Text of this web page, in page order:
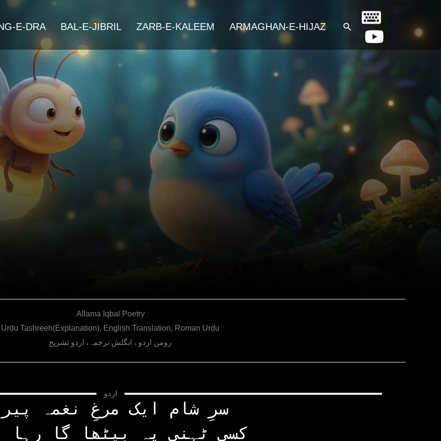
E-DRA BAL-E-JIBRIL ZARB-E-KALEEM ARMAGHAN-E-HIJAZ Search
Allama Iqbal Poetry
Urdu Tashreeh(Explanation), English Translation, Roman Urdu
رومن اردو ، انگلش ترجمہ، اردو تشریح
اردو
سرِ شام ایک مرغِ نغمہ
کسی ٹہنی پہ بیٹھا گا رہا